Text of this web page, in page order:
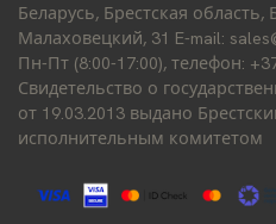
Беларусь, Брестская
Малаховецкий, 31 E-mail:
Пн-Пт (8:00-17:00), телефон:
Свидетельство о
от 19.03.2013 выдано
исполнительным комитетом